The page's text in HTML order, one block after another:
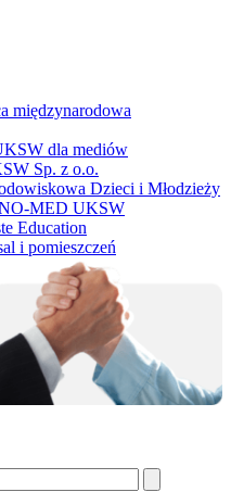
międzynarodowa
dla mediów
Sp. z o.o.
Dzieci i Młodzieży
MED UKSW
Education
i pomieszczeń